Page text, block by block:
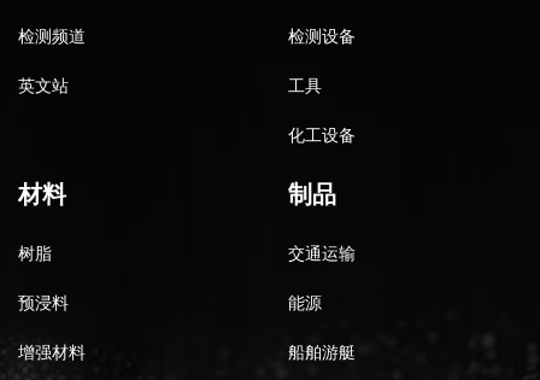
检测频道
英文站
检测设备
工具
化工设备
材料
树脂
预浸料
增强材料
制品
交通运输
能源
船舶游艇